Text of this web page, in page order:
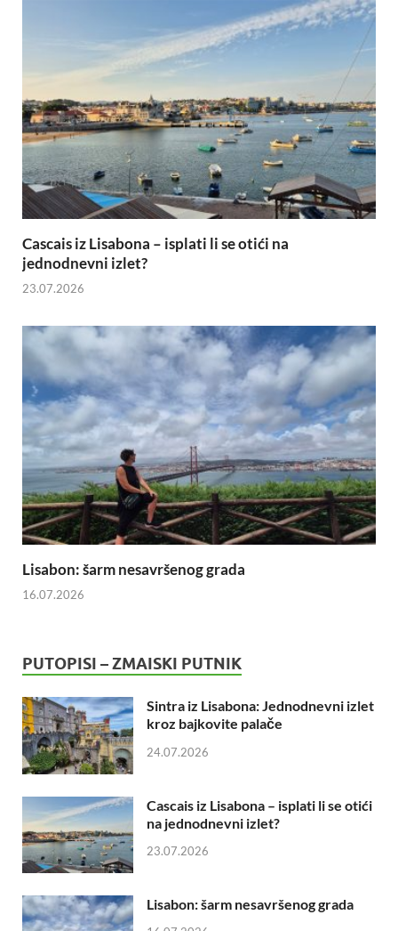
Cascais iz Lisabona – isplati li se otići na
jednodnevni izlet?
23.07.2026
Lisabon: šarm nesavršenog grada
16.07.2026
PUTOPISI – ZMAISKI PUTNIK
Sintra iz Lisabona: Jednodnevni izlet
kroz bajkovite palače
24.07.2026
Cascais iz Lisabona – isplati li se otići
na jednodnevni izlet?
23.07.2026
Lisabon: šarm nesavršenog grada